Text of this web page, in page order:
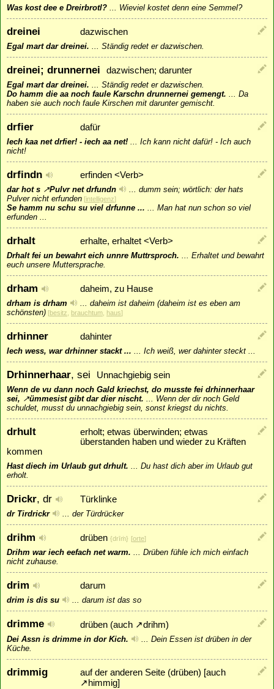
Was kost dee e Dreirbrotl? ... Wieviel kostet denn eine Semmel?
dreinei dazwischen
Egal mart dar dreinei. ... Ständig redet er dazwischen.
dreinei; drunnernei dazwischen; darunter
Egal mart dar dreinei. ... Ständig redet er dazwischen.
Do hamm die aa noch faule Karschn drunnernei gemengt. ... Da
haben sie auch noch faule Kirschen mit darunter gemischt.
drfier dafür
Iech kaa net drfier! - iech aa net! ... Ich kann nicht dafür! - Ich auch
nicht!
drfindn erfinden <Verb>
dar hot s ↗Pulvrnet drfundn ... dumm sein; wörtlich: der hats
Pulver nicht erfunden [intelligenz]
Se hamm nu schu su viel drfunne ... ... Man hat nun schon so viel
erfunden ...
drhalt erhalte, erhaltet <Verb>
Drhalt fei un bewahrt eich unnre Muttrsproch. ... Erhaltet und bewahrt
euch unsere Muttersprache.
drham daheim, zu Hause
drham is drham ... daheim ist daheim (daheim ist es eben am
schönsten) [besitz brauchtum haus]
drhinner dahinter
Iech wess, war drhinner stackt ... ... Ich weiß, wer dahinter steckt ...
Drhinnerhaar, sei Unnachgiebig sein
Wenn de vu dann noch Gald kriechst, do musste fei drhinnerhaar
sei, ↗ümmesistgibt dar dier nischt. ... Wenn der dir noch Geld
schuldet, musst du unnachgiebig sein, sonst kriegst du nichts.
drhult
erholt; etwas überwinden; etwas
überstanden haben und wieder zu Kräften
kommen
Hast diech im Urlaub gut drhult. ... Du hast dich aber im Urlaub gut
erholt.
Drickr, dr Türklinke
dr Tirdrickr ... der Türdrücker
drihm drüben {drīṁ} [orte]
Drihm war iech eefach net warm. ... Drüben fühle ich mich einfach
nicht zuhause.
drim darum
drim is dis su ... darum ist das so
drimme drüben (auch ↗drihm)
Dei Assn is drimme in dor Kich. ... Dein Essen ist drüben in der
Küche.
drimmig
auf der anderen Seite (drüben) [auch
↗ himmig]